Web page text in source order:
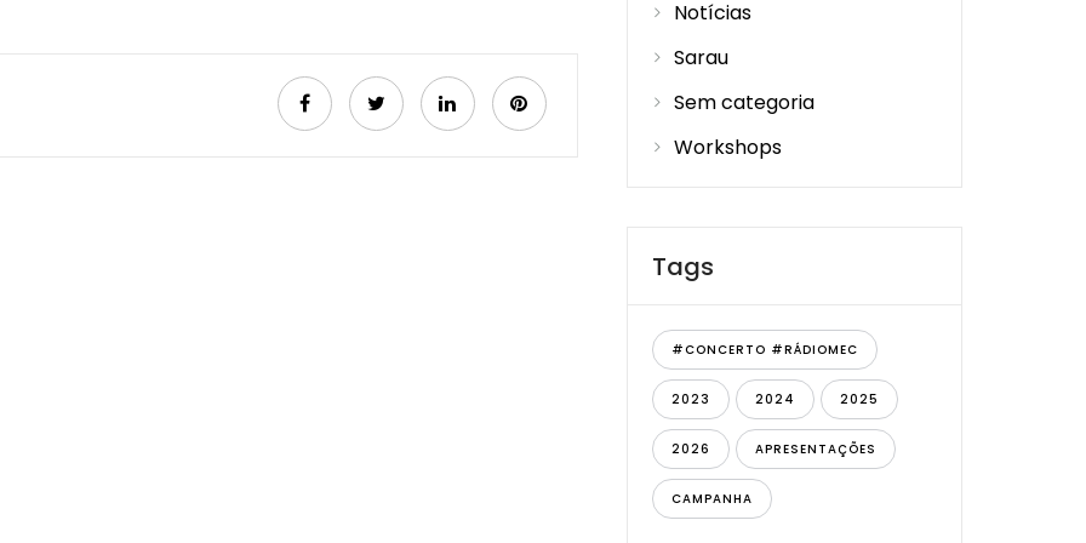
Notícias
Sarau
Sem categoria
Workshops
Tags
#CONCERTO #RÁDIOMEC
2023 2024 2025
2026 APRESENTAÇÕES
CAMPANHA